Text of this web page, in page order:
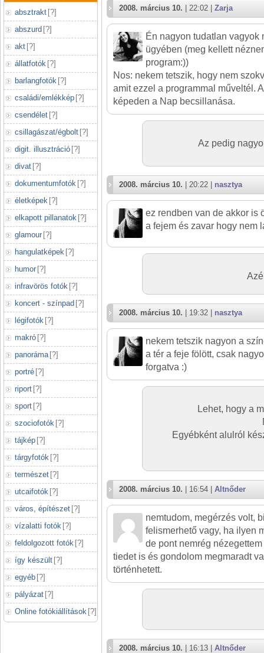
absztrakt [?]
abszurd [?]
akt [?]
állatfotók [?]
barlangfotók [?]
családi/emlékkép [?]
csendélet [?]
csillagászat/égbolt [?]
digit. illusztráció [?]
divat [?]
dokumentumfotók [?]
életképek [?]
elkapott pillanatok [?]
glamour [?]
hangulatképek [?]
humor [?]
infravörös fotók [?]
koncert - színpad [?]
légifotók [?]
makró [?]
panoráma [?]
portré [?]
riport [?]
sport [?]
szociofotók [?]
tájkép [?]
tárgyfotók [?]
természet [?]
utcaifotók [?]
város, építészet [?]
vízalatti fotók [?]
feldolgozott fotók [?]
így készült [?]
egyéb [?]
pályázat [?]
Online fotókiállítások [?]
2008. március 10. | 22:02 | Zarja
Én nagyon tudatlan vagyok
ügyében (meg kellett
program:))
Nos: nekem tetszik, hogy nem
amit ezzel a programmal műveltél.
képeden a Nap becsillanása.
Az pedig
2008. március 10. | 20:22 | nasztya
ez rendben van de akkor is
a fejem és zavar hogy nem
2008. március 10. | 19:32 | nasztya
nekem tetszik nagyon a
a tér a feje fölött, csak
forgatva :)
Lehet, hogy a
Egyébként alulról
2008. március 10. | 16:54 | Altnőder
nemtudom, megérzés volt,
felismerhető vagy, ha ilyen
de pont nemrég
tiedet is és gondolom megmaradt
történhetett.
2008. március 10. | 16:13 | Altnőder